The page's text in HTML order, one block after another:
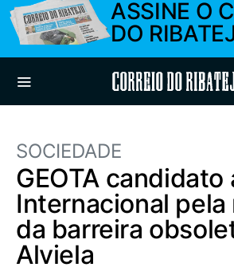
ASSINE O
DO
Correio do
SOCIEDADE
GEOTA candidato
Internacional pela
da barreira
Alviela